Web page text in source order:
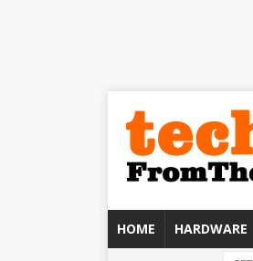
HOME HARDWARE